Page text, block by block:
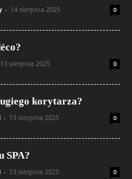
- 14 sierpnia 2025 0
13 sierpnia 2025 0
korytarza?
- 13 sierpnia 2025 0
SPA?
- 13 sierpnia 2025 0